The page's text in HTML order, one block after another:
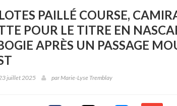
PAILLÉ COURSE,
POUR LE TITRE EN
APRÈS UN PASSAGE
juillet 2025 parMarie-Lyse Tremblay